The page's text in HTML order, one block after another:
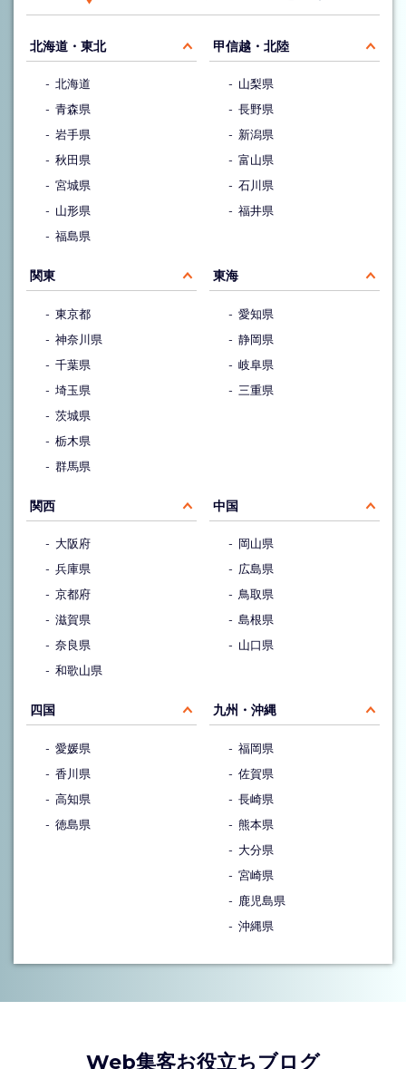
北海道・東北
北海道
青森県
岩手県
秋田県
宮城県
山形県
福島県
甲信越・北陸
山梨県
長野県
新潟県
富山県
石川県
福井県
関東
東京都
神奈川県
千葉県
埼玉県
茨城県
栃木県
群馬県
東海
愛知県
静岡県
岐阜県
三重県
関西
大阪府
兵庫県
京都府
滋賀県
奈良県
和歌山県
中国
岡山県
広島県
鳥取県
島根県
山口県
四国
愛媛県
香川県
高知県
徳島県
九州・沖縄
福岡県
佐賀県
長崎県
熊本県
大分県
宮崎県
鹿児島県
沖縄県
Web集客お役立ちブログ